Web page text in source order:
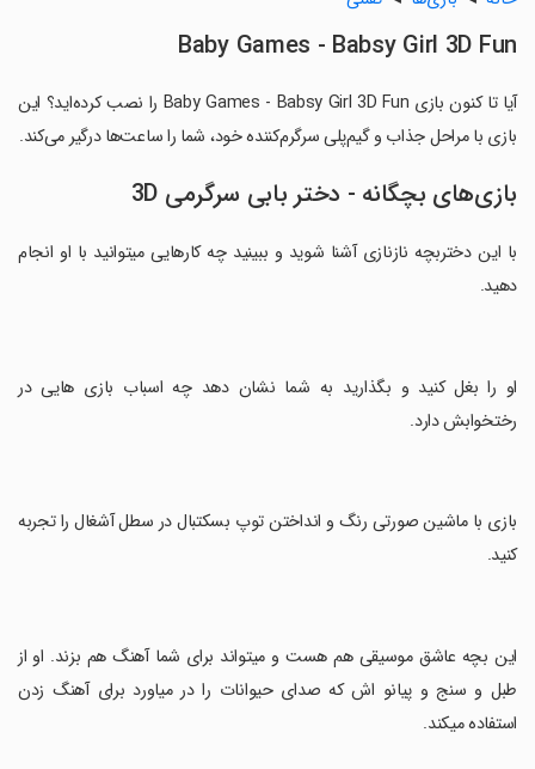
Baby Games - Babsy Girl 3D Fun
آیا تا کنون بازی Baby Games - Babsy Girl 3D Fun را نصب کرده‌اید؟ این
بازی با مراحل جذاب و گیم‌پلی سرگرم‌کننده خود، شما را ساعت‌ها درگیر می‌کند.
بازی‌های بچگانه - دختر بابی سرگرمی 3D
با این دختربچه نازنازی آشنا شوید و ببینید چه کارهایی میتوانید با او انجام
دهید.
‏او را بغل کنید و بگذارید به شما نشان دهد چه اسباب بازی هایی در
رختخوابش دارد.
‏بازی با ماشین صورتی رنگ و انداختن توپ بسکتبال در سطل آشغال را تجربه
کنید.
‏این بچه عاشق موسیقی هم هست و میتواند برای شما آهنگ هم بزند. او از
طبل و سنج و پیانو اش که صدای حیوانات را در میاورد برای آهنگ زدن
استفاده میکند.